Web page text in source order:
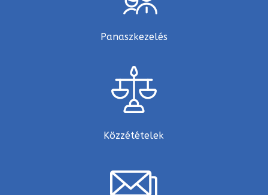
Panaszkezelés
Közzétételek